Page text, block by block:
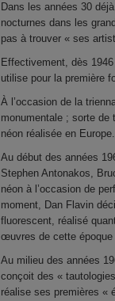
Dans les années 30
nocturnes dans les
pas à trouver « ses
Effectivement, dès
utilise pour la première
À l’occasion de la
monumentale ; sorte de
néon réalisée en Europe.
Au début des années
Stephen Antonakos,
néon à l’occasion de
moment, Dan Flavin
fluorescent, réalisé
œuvres de cette époque
Au milieu des années
conçoit des «
réalise ses premières